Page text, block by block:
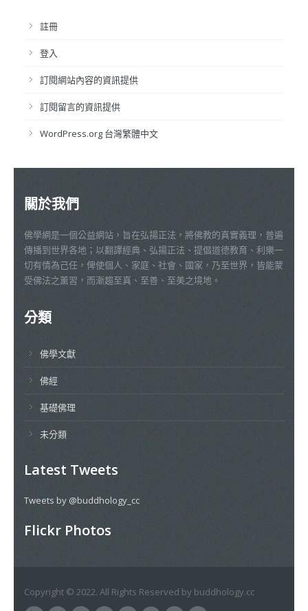
註冊
登入
訂閱網站內容的資訊提供
訂閱留言的資訊提供
WordPress.org 台灣繁體中文
關於我們
佛學網是一個公益網站，旨在弘揚正法，將佛教的真實義理，普遍
傳播到世界各地；以翻譯經典、弘揚正法、提倡道德教育、利樂一
切有情為己任，俾使個人、家庭、社會、國家，乃至世界，皆能蒙
受佛法之薰習，而漸趨至真、至善、至美之境地。
分類
佛學文獻
佛經
基礎佛理
未分類
Latest Tweets
Tweets by @buddhology_cc
Flickr Photos
Copyright © 2022. All Rights Reserved by buddhology.cc